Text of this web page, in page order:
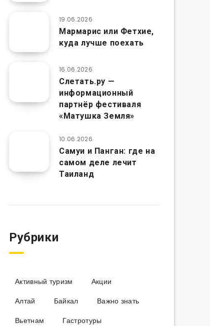
19.06.2026
Мармарис или Фетхие,
куда лучше поехать
16.06.2026
Слетать.ру —
информационный
партнёр фестиваля
«Матушка Земля»
10.06.2026
Самуи и Панган: где на
самом деле лечит
Таиланд
Рубрики
Активный туризм
Акции
Алтай
Байкал
Важно знать
Вьетнам
Гастротуры